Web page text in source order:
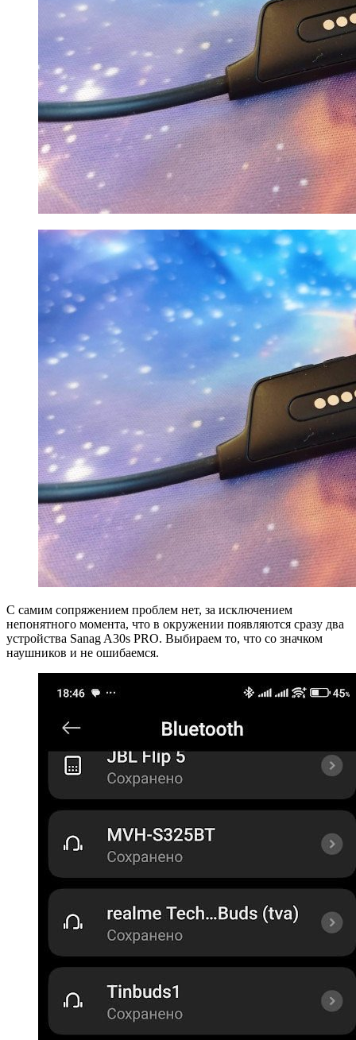
С самим сопряжением проблем нет, за исключением
непонятного момента, что в окружении появляются сразу два
устройства Sanag A30s PRO. Выбираем то, что со значком
наушников и не ошибаемся.